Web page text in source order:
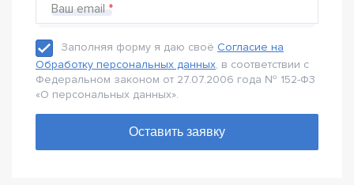
Ваш email
Заполняя форму я даю своё Согласие на
Обработку персональных данных, в соответствии с
Федеральном законом от 27.07.2006 года № 152-Ф3
«О персональных данных».